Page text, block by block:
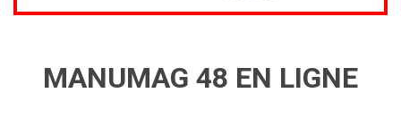
MANUMAG 48 EN LIGNE